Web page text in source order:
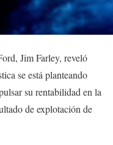
Jim Farley, reveló
se está planteando
su rentabilidad en la
de explotación de